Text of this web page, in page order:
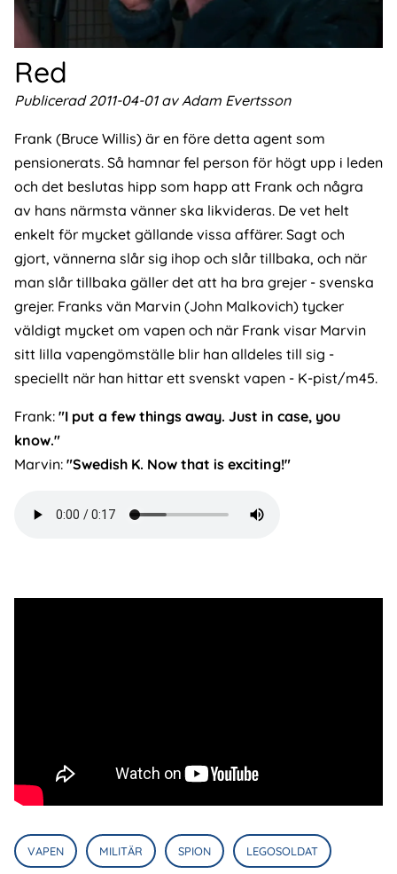
Red
Publicerad 2011-04-01 av Adam Evertsson
Frank (Bruce Willis) är en före detta agent som
pensionerats. Så hamnar fel person för högt upp i leden
och det beslutas hipp som happ att Frank och några
av hans närmsta vänner ska likvideras. De vet helt
enkelt för mycket gällande vissa affärer. Sagt och
gjort, vännerna slår sig ihop och slår tillbaka, och när
man slår tillbaka gäller det att ha bra grejer - svenska
grejer. Franks vän Marvin (John Malkovich) tycker
väldigt mycket om vapen och när Frank visar Marvin
sitt lilla vapengömställe blir han alldeles till sig -
speciellt när han hittar ett svenskt vapen - K-pist/m45.
Frank: "I put a few things away. Just in case, you
know."
Marvin: "Swedish K. Now that is exciting!"
VAPEN MILITÄR SPION LEGOSOLDAT